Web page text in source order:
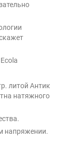
литой Антик
натяжного
напряжении.